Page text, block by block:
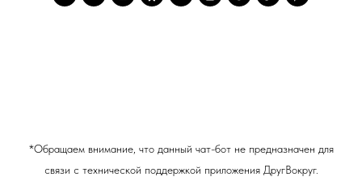
*Обращаем внимание, что данный чат-бот не предназначен для
связи с технической поддержкой приложения ДругВокруг.